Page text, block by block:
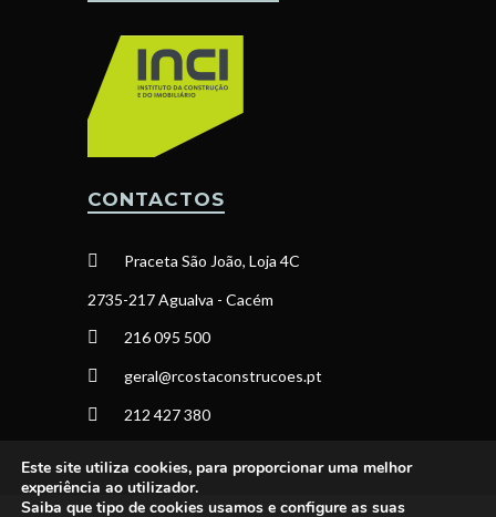
CONTACTOS
Praceta São João, Loja 4C
2735-217 Agualva - Cacém
216 095 500
geral@rcostaconstrucoes.pt
212 427 380
Este site utiliza cookies, para proporcionar uma melhor
experiência ao utilizador.
Saiba que tipo de cookies usamos e configure as suas